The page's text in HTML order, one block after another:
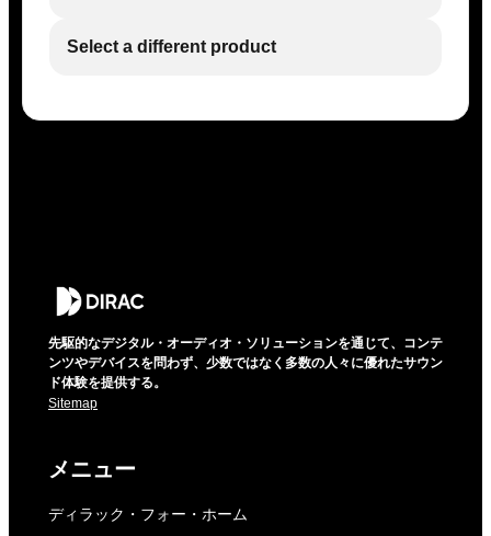
Select a different product
先駆的なデジタル・オーディオ・ソリューションを通じて、コンテ
ンツやデバイスを問わず、少数ではなく多数の人々に優れたサウン
ド体験を提供する。
Sitemap
メニュー
ディラック・フォー・ホーム